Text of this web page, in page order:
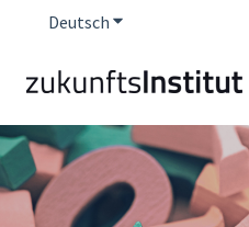
Deutsch Untermenü für